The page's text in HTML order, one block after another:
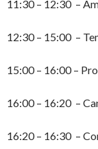
11:30 – 12:30 –
12:30 – 15:00 –
15:00 – 16:00 –
16:00 – 16:20 –
16:20 – 16:30 –